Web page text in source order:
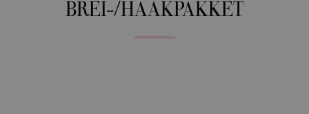
BREI-/HAAKPAKKET